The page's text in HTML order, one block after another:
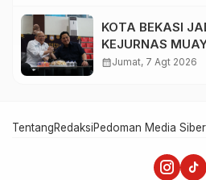
KOTA BEKASI
KEJURNAS
calendar_monthJumat, 7 Agt 2026
TentangRedaksiPedoman Media Siber